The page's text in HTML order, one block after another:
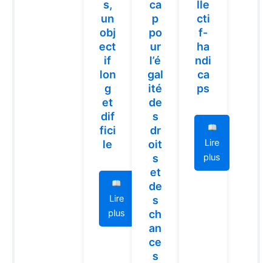
s,
un
obj
ect
if
lon
g
et
dif
fici
le
Lire
plus
ca
p
po
ur
l’é
gal
ité
de
s
dr
oit
s
et
de
s
ch
an
ce
s
lle
cti
f-
ha
ndi
ca
ps
Lire
plus